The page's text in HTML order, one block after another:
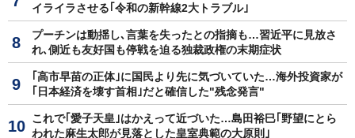
イライラさせる｢令和の新幹線2大トラブル｣
プーチンは動揺し､言葉を失ったとの指摘も…習近平に見放さ
れ､側近も友好国も停戦を迫る独裁政権の末期症状
｢高市早苗の正体｣に国民より先に気づいていた…海外投資家が
｢日本経済を壊す首相｣だと確信した"残念発言"
これで｢愛子天皇｣はかえって近づいた…島田裕巳｢野望にとら
われた麻生太郎が見落とした皇室典範の大原則｣